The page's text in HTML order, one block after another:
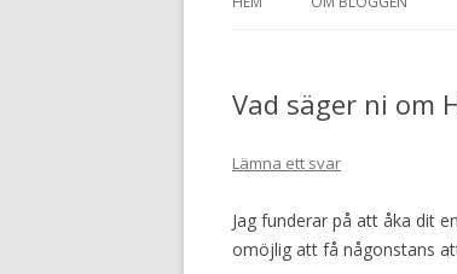
Vad säger ni om
Lämna ett svar
Jag funderar på att åka dit
omöjlig att få någonstans